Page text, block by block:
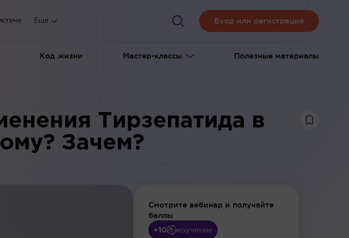
Вход или регистрация
Код жизни Мастер-классы Полезные материалы
Еще
Тирзепатида в
Зачем?
Смотрите вебинар и получайте
баллы
+10 изучение